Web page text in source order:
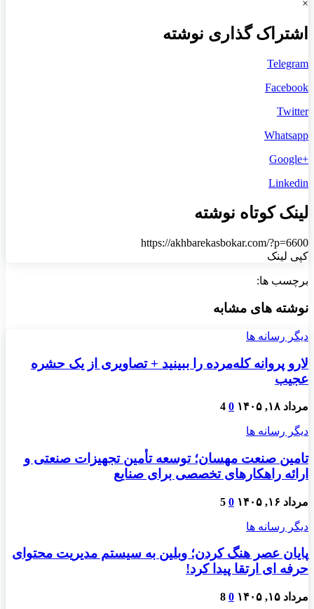
×
اشتراک گذاری نوشته
Telegram
Facebook
Twitter
Whatsapp
+Google
Linkedin
لینک کوتاه نوشته
https://akhbarekasbokar.com/?p=6600
کپی لینک
برچسب ها:
نوشته های مشابه
دیگر رسانه ها
لارو پروانه کله‌مرده را ببینید + تصاویری از یک حشره
عجیب
مرداد ۱۸, ۱۴۰۵ 0
4
دیگر رسانه ها
تامین صنعت مهسان؛ توسعه تأمین تجهیزات صنعتی و
ارائه راهکارهای تخصصی برای صنایع
مرداد ۱۶, ۱۴۰۵ 0
5
دیگر رسانه ها
پایان عصر هنگ کردن؛ وبلین به سیستم مدیریت محتوای
حرفه ای ارتقا پیدا کرد!
مرداد ۱۵, ۱۴۰۵ 0
8